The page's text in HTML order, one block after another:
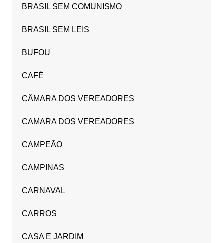
BRASIL SEM COMUNISMO
BRASIL SEM LEIS
BUFOU
CAFÉ
CÂMARA DOS VEREADORES
CAMARA DOS VEREADORES
CAMPEÃO
CAMPINAS
CARNAVAL
CARROS
CASA E JARDIM